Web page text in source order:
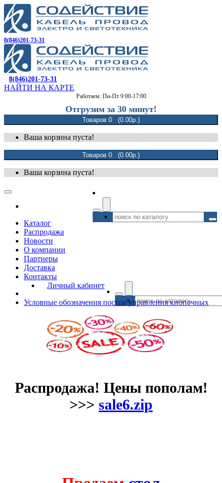
8(846)201-73-31
8(846)201-73-31
НАЙТИ НА КАРТЕ
Работаем: Пн-Пт 9:00-17:00
Отгрузим за 30 минут!
Товаров 0 (0.00р.)
Ваша корзина пуста!
Товаров 0 (0.00р.)
Ваша корзина пуста!
Каталог
Распродажа
Новости
О компании
Партнеры
Доставка
Контакты
Личный кабинет
Условные обозначения постов управления кнопочных
Распродажа! Цены пополам!
>>> sale6.zip